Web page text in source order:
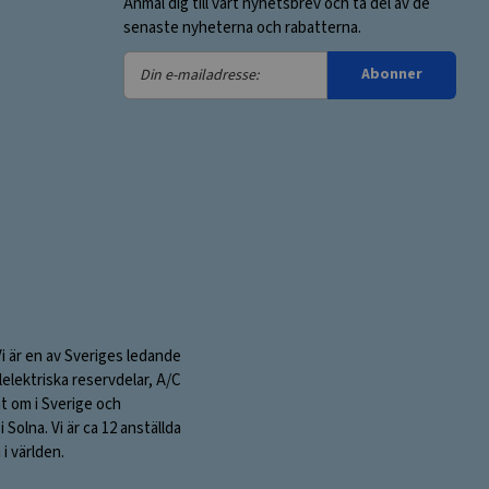
senaste nyheterna och rabatterna.
Din
e-
Abonner
en av Sveriges ledande
reservdelar, A/C
om i Sverige och
Vi är ca 12 anställda
världen.